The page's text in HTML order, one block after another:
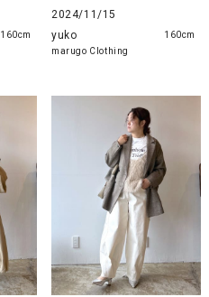
160cm
2024/11/15
yuko
marugo Clothing
160cm